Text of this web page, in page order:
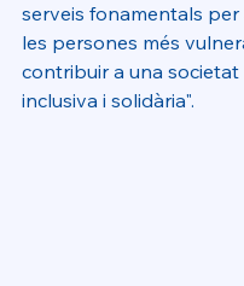
serveis fonamentals per
les persones més
contribuir a una societat
inclusiva i solidària".